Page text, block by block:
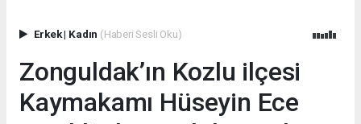
Erkek| Kadın (Haberi Sesli Oku)
Zonguldak’ın Kozlu ilçesi
Kaymakamı Hüseyin Ece